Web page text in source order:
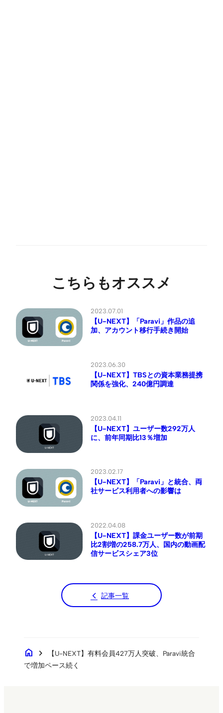
こちらもオススメ
2023.07.01
【U-NEXT】「Paravi」作品の追
加、アカウント移行手続き開始
2023.06.30
【U-NEXT】TBSとの資本業務提携
関係を強化、240億円調達
2023.04.11
【U-NEXT】ユーザー数292万人
に、前年同期比13％増加
2023.02.17
【U-NEXT】「Paravi」と統合、両
社サービス利用者への影響は
2022.04.08
【U-NEXT】課金ユーザー数が前期
比2割増の258.7万人、国内の動画配
信サービスシェア3位
記事一覧
home chevron_right
【U-NEXT】有料会員427万人突破、Paravi統合
で増加ペース続く